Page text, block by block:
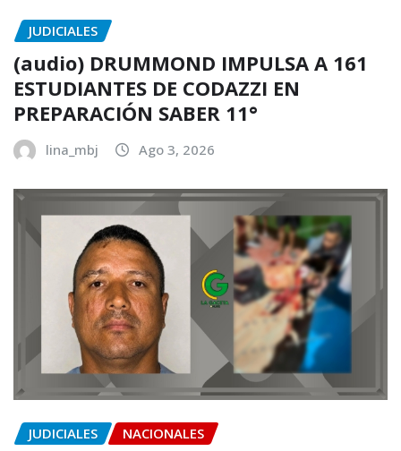
JUDICIALES
(audio) DRUMMOND IMPULSA A 161
ESTUDIANTES DE CODAZZI EN
PREPARACIÓN SABER 11°
lina_mbj Ago 3, 2026
JUDICIALES NACIONALES